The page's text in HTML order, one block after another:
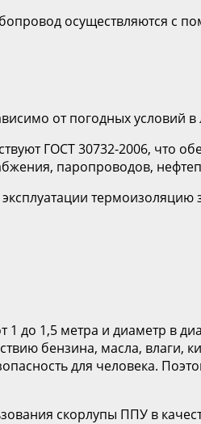
осуществляются с
от погодных условий в
ГОСТ 30732-2006, что
паропроводов,
эксплуатации
до 1,5 метра и диаметр в
бензина, масла,
для человека.
скорлупы ППУ в